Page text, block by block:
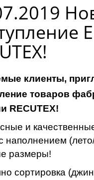
клиенты,
товаров
RECUTEX!
и
наполнением
размеры!
сортировка